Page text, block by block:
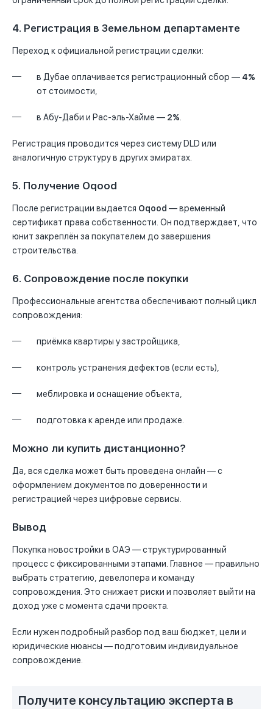
4. Регистрация в Земельном департаменте
Переход к официальной регистрации сделки:
в Дубае оплачивается регистрационный сбор — 4%
от стоимости,
в Абу-Даби и Рас-эль-Хайме — 2%
Регистрация проводится через систему DLD или
аналогичную структуру в других эмиратах.
5. Получение Oqood
После регистрации выдается Oqood — временный
сертификат права собственности. Он подтверждает, что
юнит закреплён за покупателем до завершения
строительства.
6. Сопровождение после покупки
Профессиональные агентства обеспечивают полный цикл
сопровождения:
приёмка квартиры у застройщика,
контроль устранения дефектов (если есть),
меблировка и оснащение объекта,
подготовка к аренде или продаже.
Можно ли купить дистанционно?
Да, вся сделка может быть проведена онлайн — с
оформлением документов по доверенности и
регистрацией через цифровые сервисы.
Вывод
Покупка новостройки в ОАЭ — структурированный
процесс с фиксированными этапами. Главное — правильно
выбрать стратегию, девелопера и команду
сопровождения. Это снижает риски и позволяет выйти на
доход уже с момента сдачи проекта.
Если нужен подробный разбор под ваш бюджет, цели и
юридические нюансы — подготовим индивидуальное
сопровождение.
Получите консультацию эксперта в